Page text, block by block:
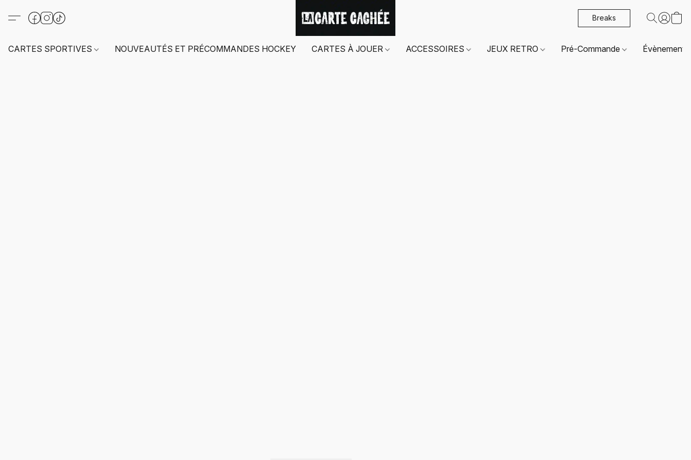
Breaks
CARTES SPORTIVES NOUVEAUTÉS ET PRÉCOMMANDES HOCKEY CARTES À JOUER ACCESSOIRES JEUX RETRO Pré-Commande Évènements